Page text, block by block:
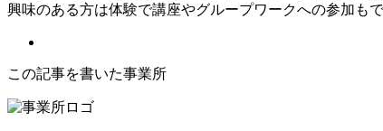
興味のある方は体験で講座やグループワークへの参加も
この記事を書いた事業所